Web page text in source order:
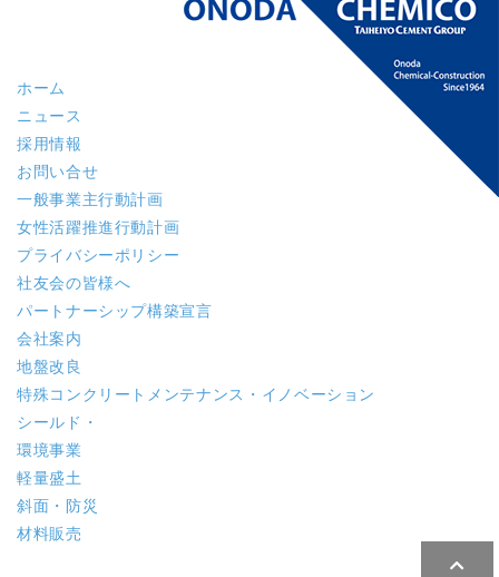
ホーム
ニュース
採用情報
お問い合せ
一般事業主行動計画
女性活躍推進行動計画
プライバシーポリシー
社友会の皆様へ
パートナーシップ構築宣言
会社案内
地盤改良
特殊コンクリート メンテナンス・イノベーション
シールド・
環境事業
軽量盛土
斜面・防災
材料販売